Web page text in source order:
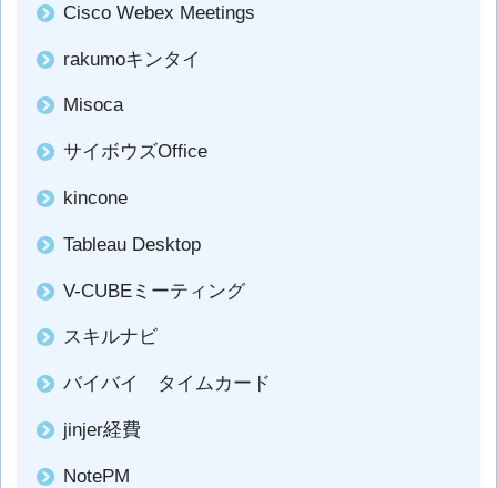
Cisco Webex Meetings
rakumoキンタイ
Misoca
サイボウズOffice
kincone
Tableau Desktop
V-CUBEミーティング
スキルナビ
バイバイ タイムカード
jinjer経費
NotePM